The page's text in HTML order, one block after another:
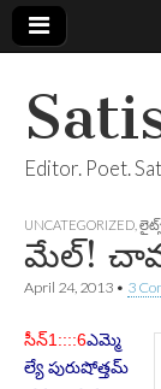
Editor. Poet.
UNCATEGORIZED
మేల్‌!
April 24, 2013 • 3
సీన్‌1::::6ఎమ్మె
ల్యే పురుషోత్తమ్‌